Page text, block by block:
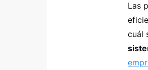
Las
cuál